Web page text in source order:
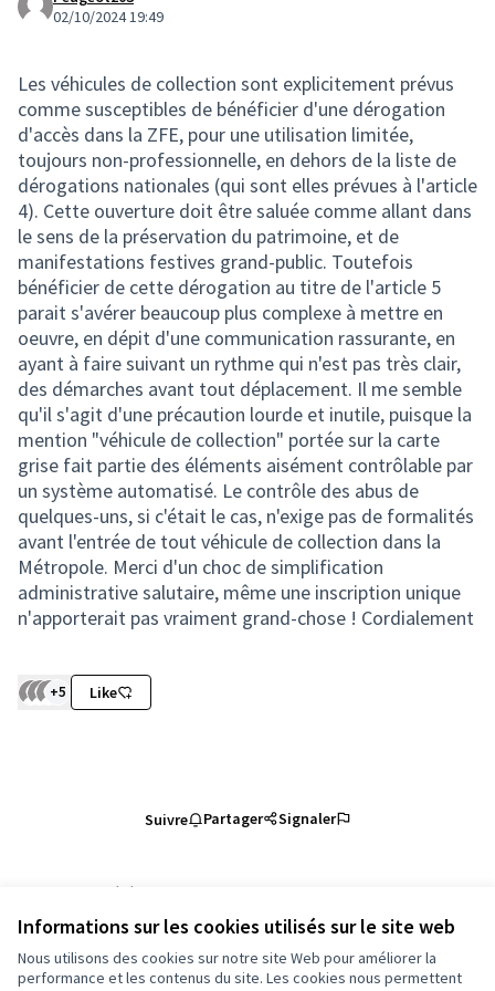
Informations sur les cookies utilisés sur le site web
Nous utilisons des cookies sur notre site Web pour améliorer la
performance et les contenus du site. Les cookies nous permettent
02/10/2024 19:49
Les véhicules de collection sont explicitement prévus
comme susceptibles de bénéficier d'une dérogation
d'accès dans la ZFE, pour une utilisation limitée,
toujours non-professionnelle, en dehors de la liste de
dérogations nationales (qui sont elles prévues à l'article
4). Cette ouverture doit être saluée comme allant dans
le sens de la préservation du patrimoine, et de
manifestations festives grand-public. Toutefois
bénéficier de cette dérogation au titre de l'article 5
parait s'avérer beaucoup plus complexe à mettre en
oeuvre, en dépit d'une communication rassurante, en
ayant à faire suivant un rythme qui n'est pas très clair,
des démarches avant tout déplacement. Il me semble
qu'il s'agit d'une précaution lourde et inutile, puisque la
mention "véhicule de collection" portée sur la carte
grise fait partie des éléments aisément contrôlable par
un système automatisé. Le contrôle des abus de
quelques-uns, si c'était le cas, n'exige pas de formalités
avant l'entrée de tout véhicule de collection dans la
Métropole. Merci d'un choc de simplification
administrative salutaire, même une inscription unique
n'apporterait pas vraiment grand-chose ! Cordialement
+5 Like
Suivre Partager Signaler
Référence : grandnancy-PROP-2024-10-4842
voir les autres versions
Vérifiez l'empreinte numérique